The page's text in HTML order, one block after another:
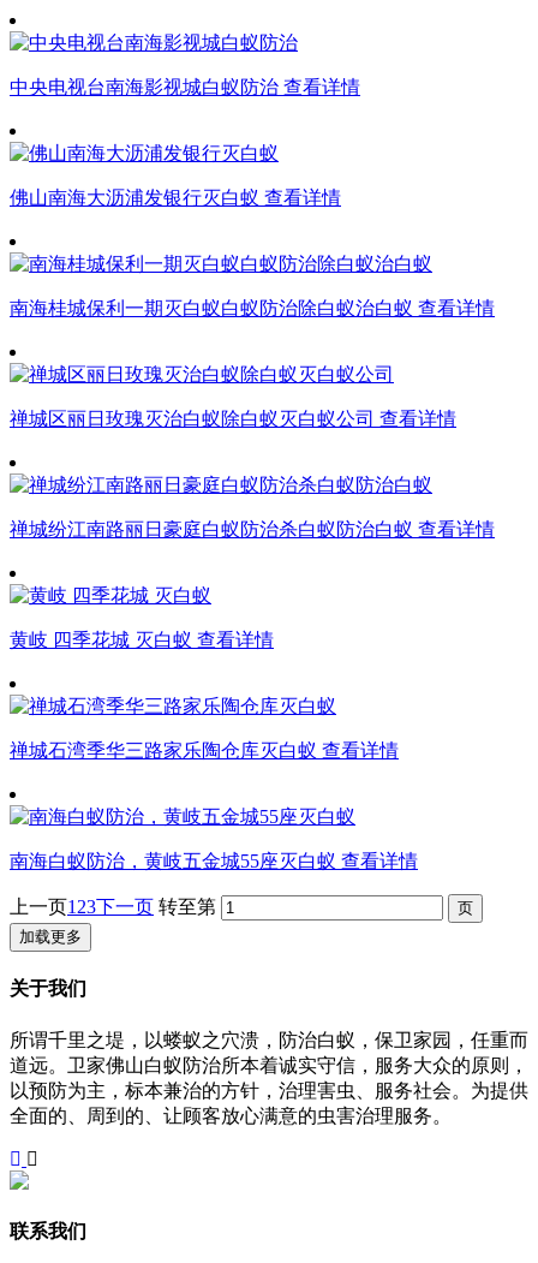
中央电视台南海影视城白蚁防治 查看详情
佛山南海大沥浦发银行灭白蚁 查看详情
南海桂城保利一期灭白蚁白蚁防治除白蚁治白蚁 查看详情
禅城区丽日玫瑰灭治白蚁除白蚁灭白蚁公司 查看详情
禅城纷江南路丽日豪庭白蚁防治杀白蚁防治白蚁 查看详情
黄岐 四季花城 灭白蚁 查看详情
禅城石湾季华三路家乐陶仓库灭白蚁 查看详情
南海白蚁防治，黄岐五金城55座灭白蚁 查看详情
上一页1 23下一页 转至第
加载更多
关于我们
所谓千里之堤，以蝼蚁之穴溃，防治白蚁，保卫家园，任重而
道远。卫家佛山白蚁防治所本着诚实守信，服务大众的原则，
以预防为主，标本兼治的方针，治理害虫、服务社会。为提供
全面的、周到的、让顾客放心满意的虫害治理服务。
联系我们